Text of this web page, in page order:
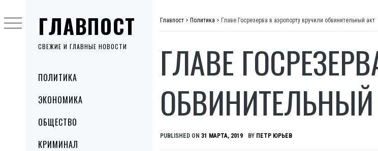
ГЛАВПОСТ
СВЕЖИЕ И ГЛАВНЫЕ НОВОСТИ
MenuПОЛИТИКА
ЭКОНОМИКА
ОБЩЕСТВО
КРИМИНАЛ
to
content
Главпост > Политика > Главе Госрезерва в аэропорту вручили обвинительный акт
ГЛАВЕ
ОБВИНИТЕЛЬНЫЙ
PUBLISHED ON 31 МАРТА, 2019 BY ПЕТР ЮРЬЕВ